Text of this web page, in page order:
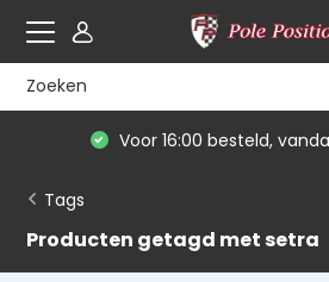
Voor 16:00 besteld,
Tags
Producten getagd met setra